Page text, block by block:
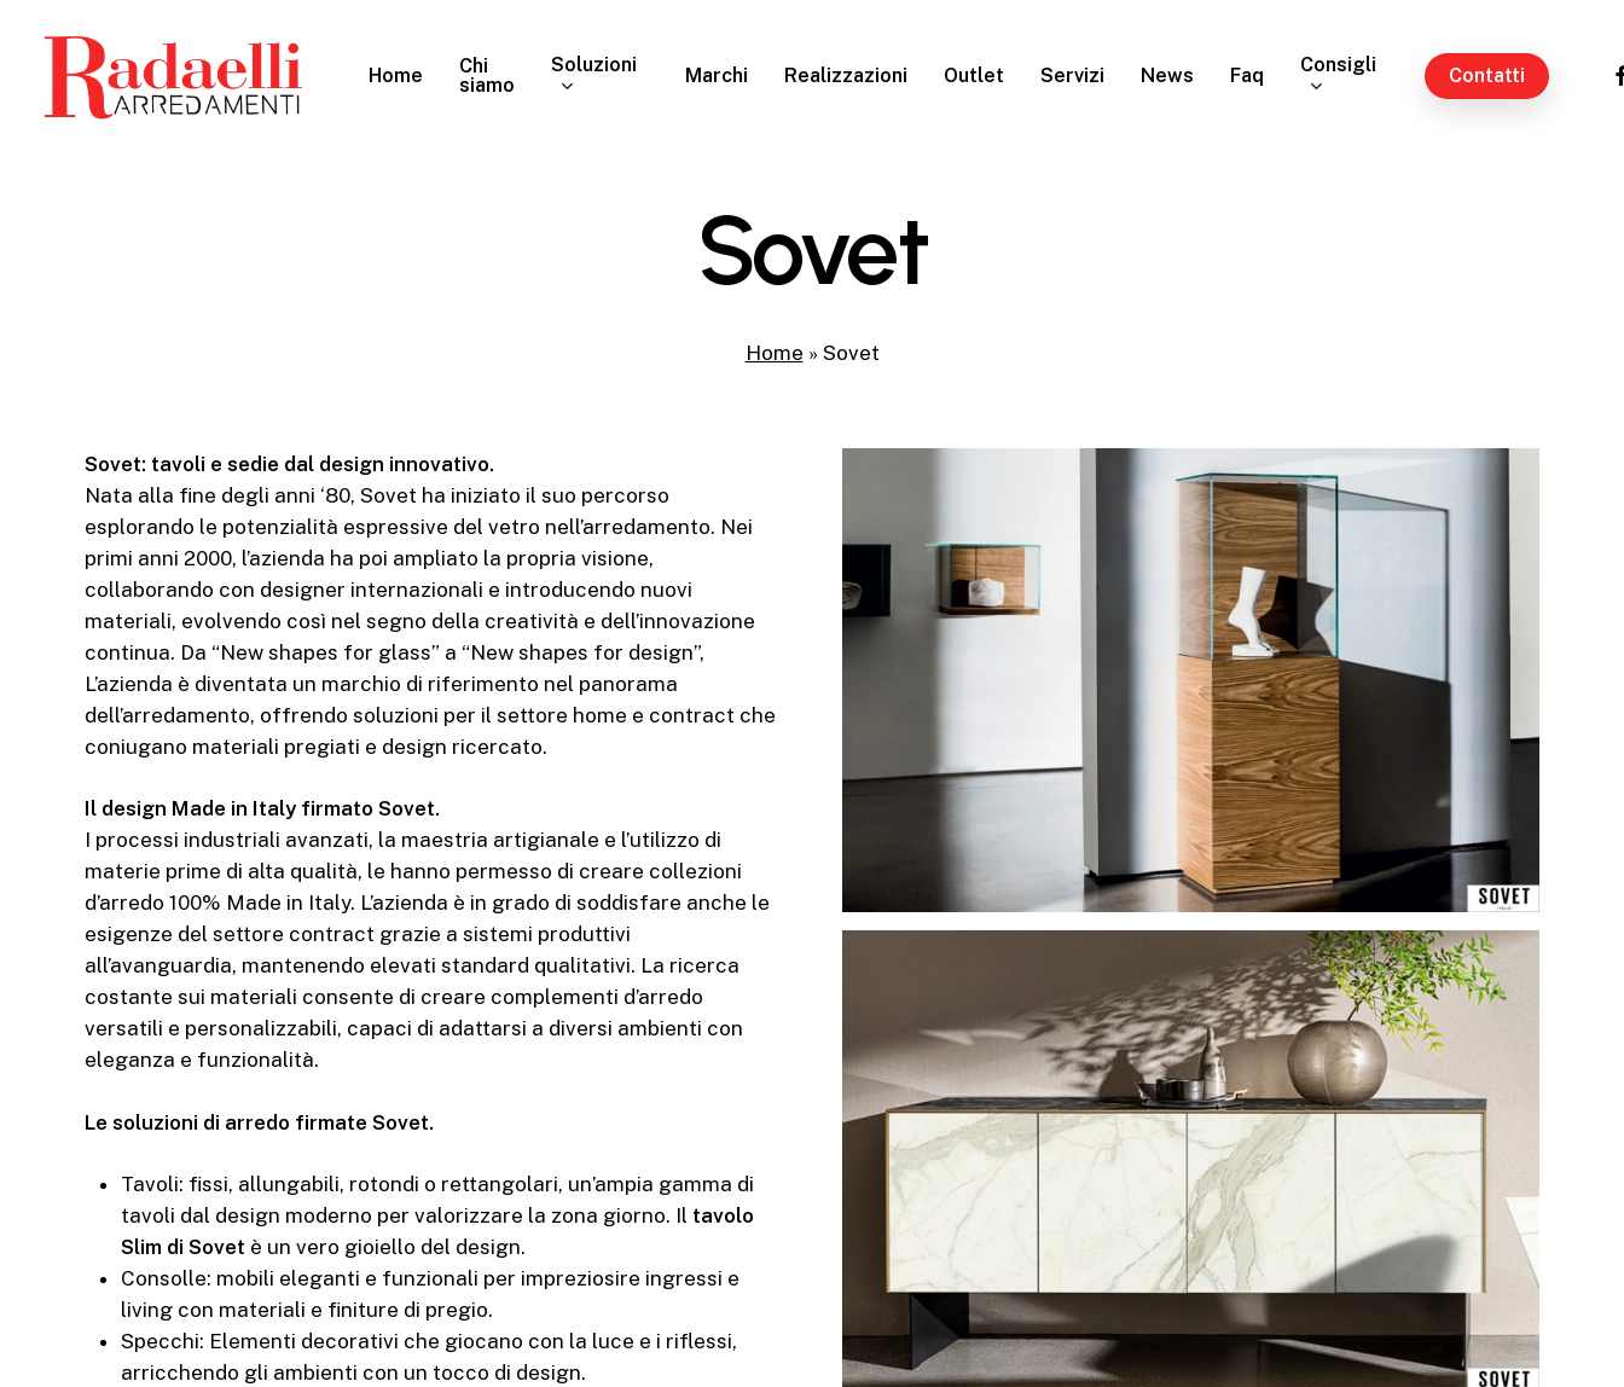
content
Home
Chi
siamo
Soluzioni Marchi Realizzazioni Outlet Servizi News Faq Consigli Contatti
Sovet
Home » Sovet
Sovet: tavoli e sedie dal design innovativo.
Nata alla fine degli anni ‘80, Sovet ha iniziato il suo percorso
esplorando le potenzialità espressive del vetro nell’arredamento. Nei
primi anni 2000, l’azienda ha poi ampliato la propria visione,
collaborando con designer internazionali e introducendo nuovi
materiali, evolvendo così nel segno della creatività e dell’innovazione
continua. Da “New shapes for glass” a “New shapes for design”,
L’azienda è diventata un marchio di riferimento nel panorama
dell’arredamento, offrendo soluzioni per il settore home e contract che
coniugano materiali pregiati e design ricercato.
Il design Made in Italy firmato Sovet.
I processi industriali avanzati, la maestria artigianale e l’utilizzo di
materie prime di alta qualità, le hanno permesso di creare collezioni
d’arredo 100% Made in Italy. L’azienda è in grado di soddisfare anche le
esigenze del settore contract grazie a sistemi produttivi
all’avanguardia, mantenendo elevati standard qualitativi. La ricerca
costante sui materiali consente di creare complementi d’arredo
versatili e personalizzabili, capaci di adattarsi a diversi ambienti con
eleganza e funzionalità.
Le soluzioni di arredo firmate Sovet.
Tavoli: fissi, allungabili, rotondi o rettangolari, un’ampia gamma di
tavoli dal design moderno per valorizzare la zona giorno. Il tavolo
Slim di Sovet è un vero gioiello del design.
Consolle: mobili eleganti e funzionali per impreziosire ingressi e
living con materiali e finiture di pregio.
Specchi: Elementi decorativi che giocano con la luce e i riflessi,
arricchendo gli ambienti con un tocco di design.